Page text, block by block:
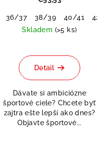
44/45
46/48
36/37 38/39 40/41
42/
Skladem (>5 ks)
hodnotenie
produktu
z
5
hviezdičiek.
Detail
Dávate si ambiciózne
športové ciele? Chcete byť
zajtra ešte lepší ako dnes?
Objavte športové...